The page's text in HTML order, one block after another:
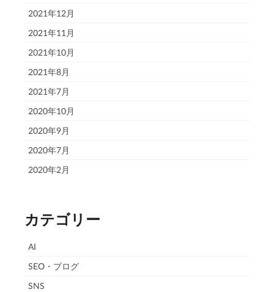
2021年12月
2021年11月
2021年10月
2021年8月
2021年7月
2020年10月
2020年9月
2020年7月
2020年2月
カテゴリー
AI
SEO・ブログ
SNS